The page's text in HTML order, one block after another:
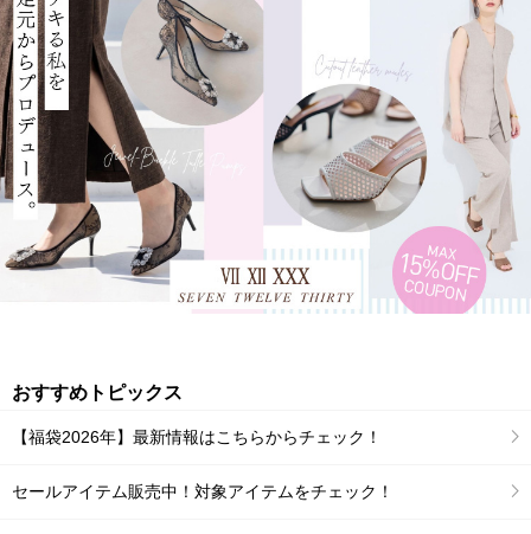
おすすめトピックス
【福袋2026年】最新情報はこちらからチェック！
セールアイテム販売中！対象アイテムをチェック！